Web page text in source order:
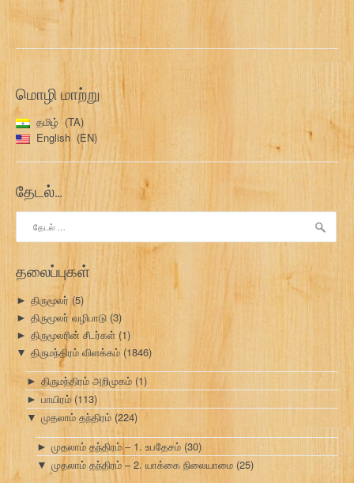
மொழி மாற்று
தமிழ்
TA
English
EN
தேடல்…
தேடு:
தலைப்புகள்
► திருமூலர் (5)
► திருமூலர் வழிபாடு (3)
► திருமூலரின் சீடர்கள் (1)
▼ திருமந்திரம் விளக்கம் (1846)
► திருமந்திரம் அறிமுகம் (1)
► பாயிரம் (113)
▼ முதலாம் தந்திரம் (224)
► முதலாம் தந்திரம் – 1. உபதேசம் (30)
▼ முதலாம் தந்திரம் – 2. யாக்கை நிலையாமை (25)